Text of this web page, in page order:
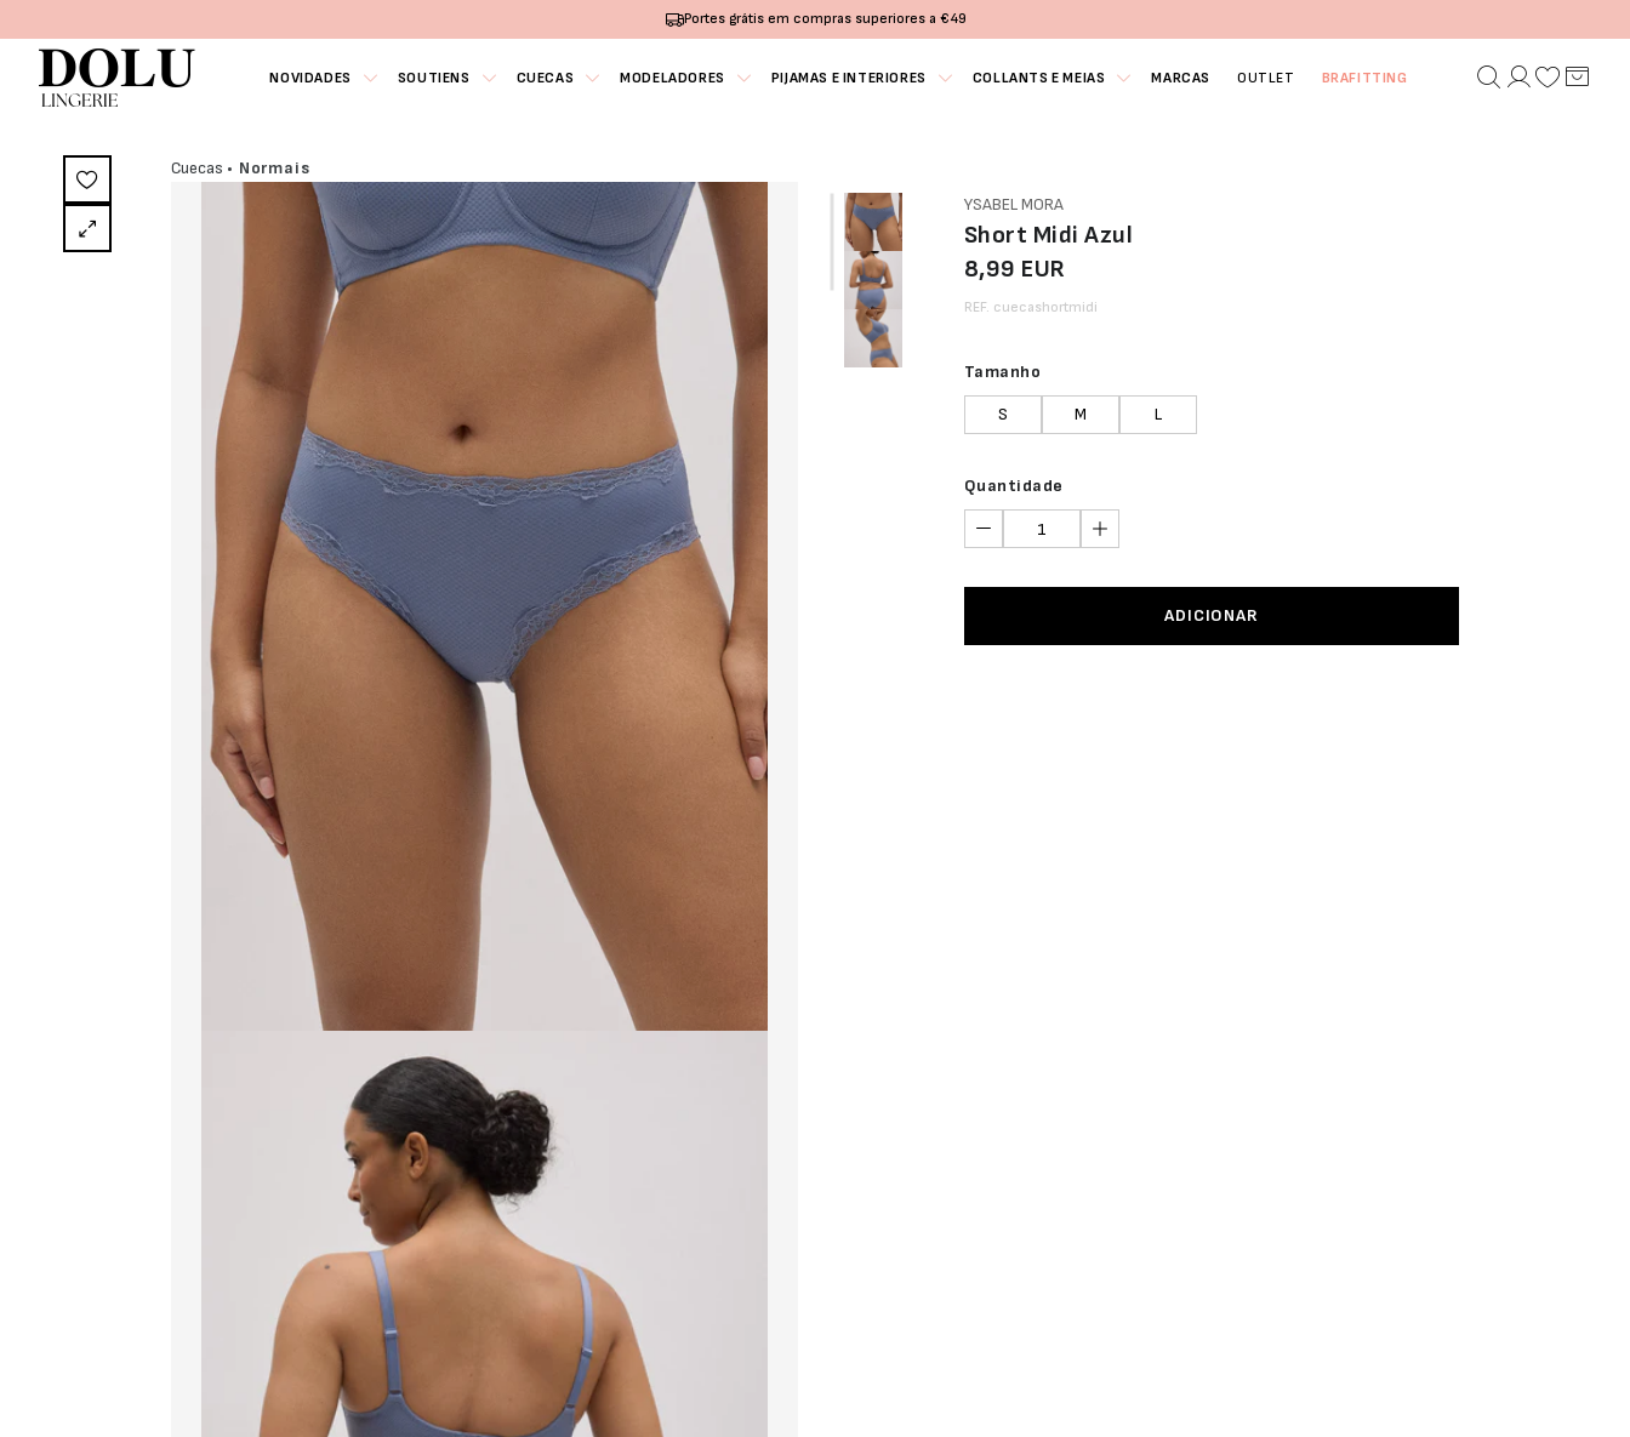
Portes grátis em compras superiores a €49
NOVIDADES SOUTIENS CUECAS MODELADORES PIJAMAS E INTERIORES COLLANTS E MEIAS MARCAS OUTLET BRAFITTING
Cuecas • Normais
YSABEL MORA
Short Midi Azul
8,99 EUR
REF. cuecashortmidi
Tamanho
S M L
Quantidade
ADICIONAR